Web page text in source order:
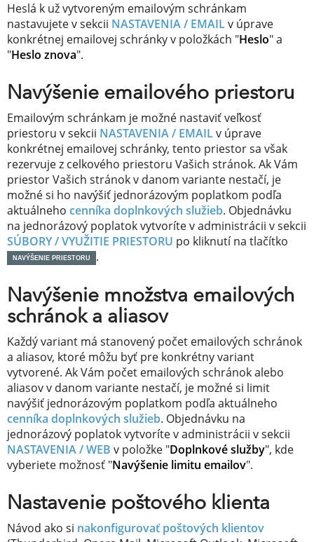
Heslá k už vytvoreným emailovým schránkam
nastavujete v sekcii NASTAVENIA / EMAILv úprave
konkrétnej emailovej schránky v položkách "Heslo" a
"Heslo znova".
Navýšenie emailového priestoru
Emailovým schránkam je možné nastaviť veľkosť
priestoru v sekcii NASTAVENIA / EMAILv úprave
konkrétnej emailovej schránky, tento priestor sa však
rezervuje z celkového priestoru Vašich stránok. Ak Vám
priestor Vašich stránok v danom variante nestačí, je
možné si ho navýšiť jednorázovým poplatkom podľa
aktuálneho cenníka doplnkových služieb. Objednávku
na jednorázový poplatok vytvoríte v administrácii v sekcii
SÚBORY / VYUŽITIE PRIESTORU po kliknutí na tlačítko
NAVÝŠENIE PRIESTORU .
Navýšenie množstva emailových
schránok a aliasov
Každý variant má stanovený počet emailových schránok
a aliasov, ktoré môžu byť pre konkrétny variant
vytvorené. Ak Vám počet emailových schránok alebo
aliasov v danom variante nestačí, je možné si limit
navýšiť jednorázovým poplatkom podľa aktuálneho
cenníka doplnkových služieb. Objednávku na
jednorázový poplatok vytvoríte v administrácii v sekcii
NASTAVENIA / WEB v položke "Doplnkové služby", kde
vyberiete možnosť "Navýšenie limitu emailov".
Nastavenie poštového klienta
Návod ako si nakonfigurovať poštových klientov